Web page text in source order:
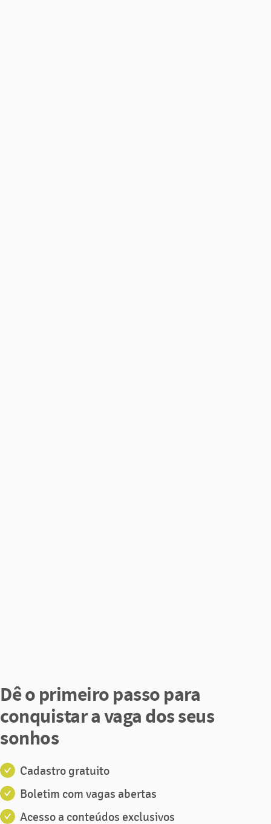
Dê o primeiro passo para
conquistar a vaga dos seus
sonhos
Cadastro gratuito
Boletim com vagas abertas
Acesso a conteúdos exclusivos